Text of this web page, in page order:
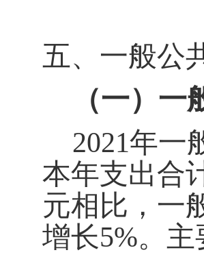
五、一般公
（一）
2021年一
本年支出合
元相比，一
增长5%。